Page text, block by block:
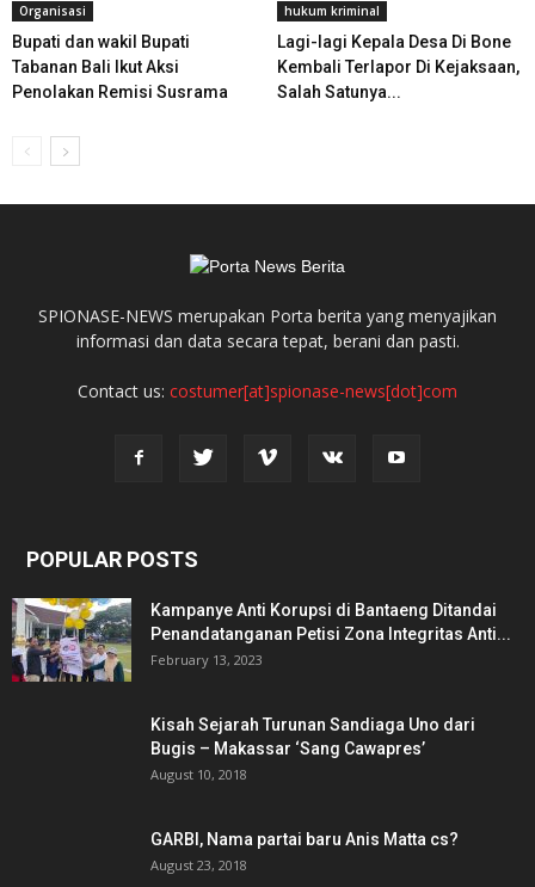
Organisasi
Bupati dan wakil Bupati
Tabanan Bali Ikut Aksi
Penolakan Remisi Susrama
hukum kriminal
Lagi-lagi Kepala Desa Di Bone
Kembali Terlapor Di Kejaksaan,
Salah Satunya...
SPIONASE-NEWS merupakan Porta berita yang menyajikan
informasi dan data secara tepat, berani dan pasti.
Contact us: costumer[at]spionase-news[dot]com
POPULAR POSTS
Kampanye Anti Korupsi di Bantaeng Ditandai
Penandatanganan Petisi Zona Integritas Anti...
February 13, 2023
Kisah Sejarah Turunan Sandiaga Uno dari
Bugis – Makassar ‘Sang Cawapres’
August 10, 2018
GARBI, Nama partai baru Anis Matta cs?
August 23, 2018